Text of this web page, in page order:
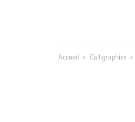
Accueil > Calligraphies >